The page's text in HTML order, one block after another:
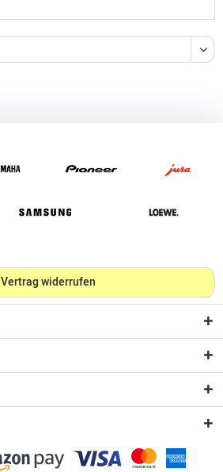
Vertrag widerrufen